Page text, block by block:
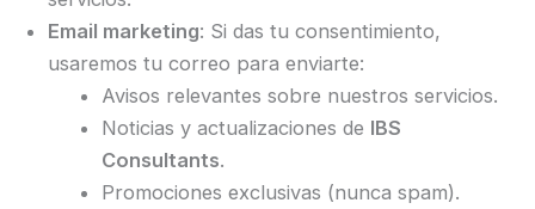
Email marketing: Si das tu consentimiento,
usaremos tu correo para enviarte:
Avisos relevantes sobre nuestros servicios.
Noticias y actualizaciones de IBS
Consultants.
Promociones exclusivas (nunca spam).